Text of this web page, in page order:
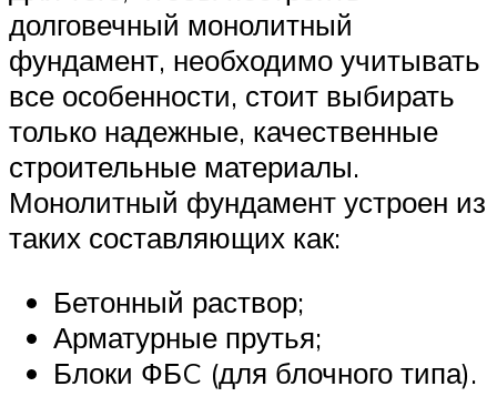
долговечный монолитный
фундамент, необходимо учитывать
все особенности, стоит выбирать
только надежные, качественные
строительные материалы.
Монолитный фундамент устроен из
таких составляющих как:
Бетонный раствор;
Арматурные прутья;
Блоки ФБC (для блочного типа).